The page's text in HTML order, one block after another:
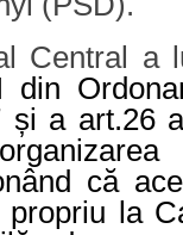
Central a
și a art.26
că
la